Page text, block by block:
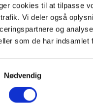
cookies til at tilpasse
Vi deler også
og
som de har indsamlet
Nødvendig